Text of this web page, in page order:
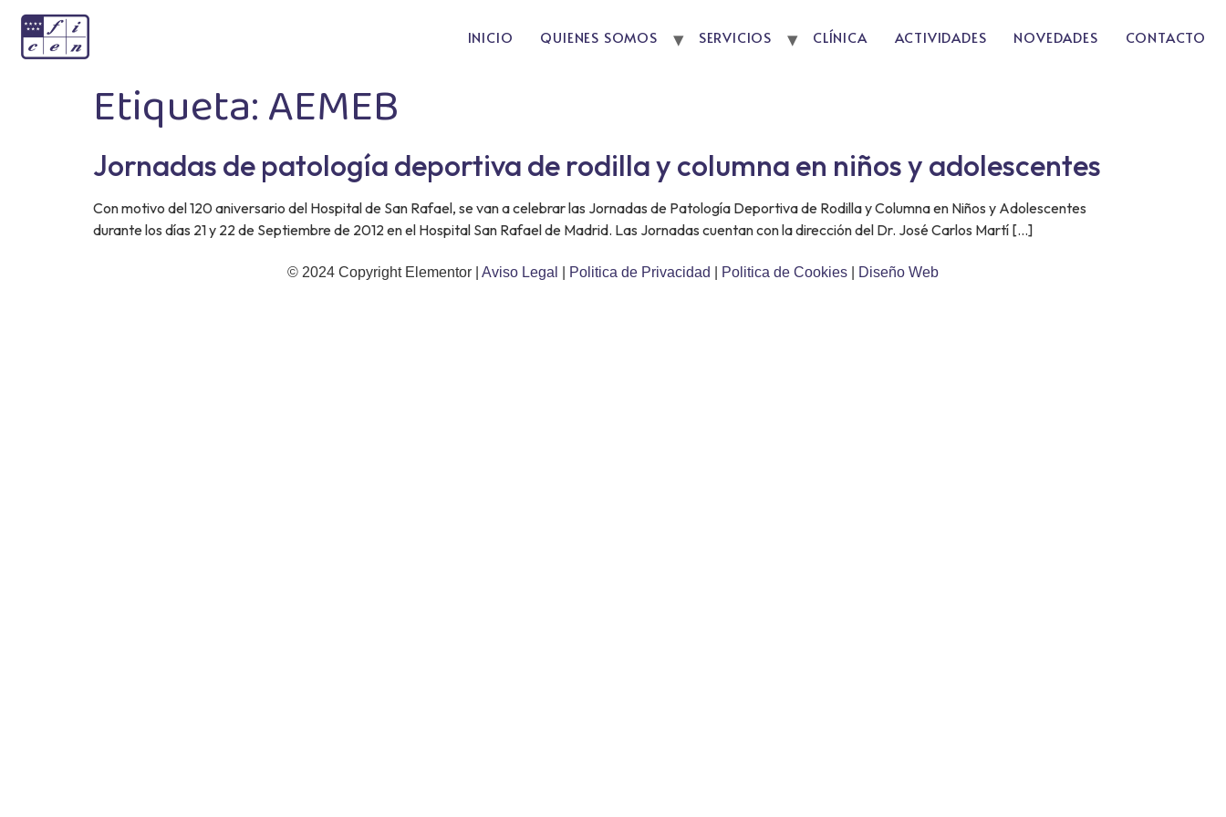
INICIO QUIENES SOMOS SERVICIOS CLÍNICA ACTIVIDADES NOVEDADES CONTACTO
Etiqueta:AEMEB
Jornadas de patología deportiva de rodilla y columna en niños y adolescentes
Con motivo del 120 aniversario del Hospital de San Rafael, se van a celebrar las Jornadas de Patología Deportiva de Rodilla y Columna en Niños y Adolescentes
durante los días 21 y 22 de Septiembre de 2012 en el Hospital San Rafael de Madrid. Las Jornadas cuentan con la dirección del Dr. José Carlos Martí […]
© 2024 Copyright Elementor | Aviso Legal Politica de Privacidad Politica de Cookies Diseño Web